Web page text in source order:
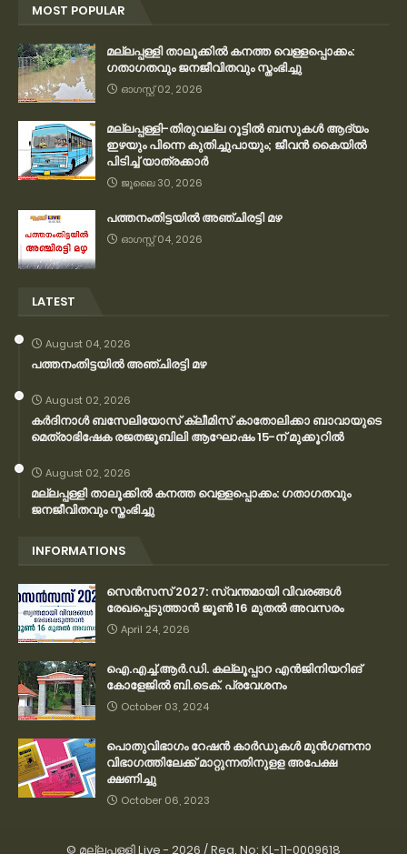
MOST POPULAR
മല്ലപ്പള്ളി താലൂക്കിൽ കനത്ത വെള്ളപ്പൊക്കം:
ഗതാഗതവും ജനജീവിതവും സ്തംഭിച്ചു
ഓഗസ്റ്റ് 02, 2026
മല്ലപ്പള്ളി-തിരുവല്ല റൂട്ടിൽ ബസുകൾ ആദ്യം
ഇഴയും പിന്നെ കുതിച്ചുപായും; ജീവൻ കൈയിൽ
പിടിച്ച് യാത്രക്കാർ
ജൂലൈ 30, 2026
പത്തനംതിട്ടയിൽ അഞ്ചിരട്ടി മഴ
ഓഗസ്റ്റ് 04, 2026
LATEST
August 04, 2026
പത്തനംതിട്ടയിൽ അഞ്ചിരട്ടി മഴ
August 02, 2026
കര്‍ദിനാള്‍ ബസേലിയോസ് ക്ലീമിസ് കാതോലിക്കാ ബാവായുടെ
മെത്രാഭിഷേക രജതജൂബിലി ആഘോഷം 15-ന് മുക്കൂറില്‍
August 02, 2026
മല്ലപ്പള്ളി താലൂക്കിൽ കനത്ത വെള്ളപ്പൊക്കം: ഗതാഗതവും
ജനജീവിതവും സ്തംഭിച്ചു
INFORMATIONS
സെന്‍സസ് 2027: സ്വന്തമായി വിവരങ്ങള്‍
രേഖപ്പെടുത്താന്‍ ജൂണ്‍ 16 മുതല്‍ അവസരം
April 24, 2026
ഐ.എച്ച്.ആർ.ഡി. കല്ലൂപ്പാറ എൻജിനിയറിങ്
കോളേജിൽ ബി.ടെക്. പ്രവേശനം
October 03, 2024
പൊതുവിഭാഗം റേഷന്‍ കാര്‍ഡുകള്‍ മുന്‍ഗണനാ
വിഭാഗത്തിലേക്ക് മാറ്റുന്നതിനുളള അപേക്ഷ
ക്ഷണിച്ചു
October 06, 2023
© മല്ലപ്പള്ളി Live- 2026 / Reg. No: KL-11-0009618